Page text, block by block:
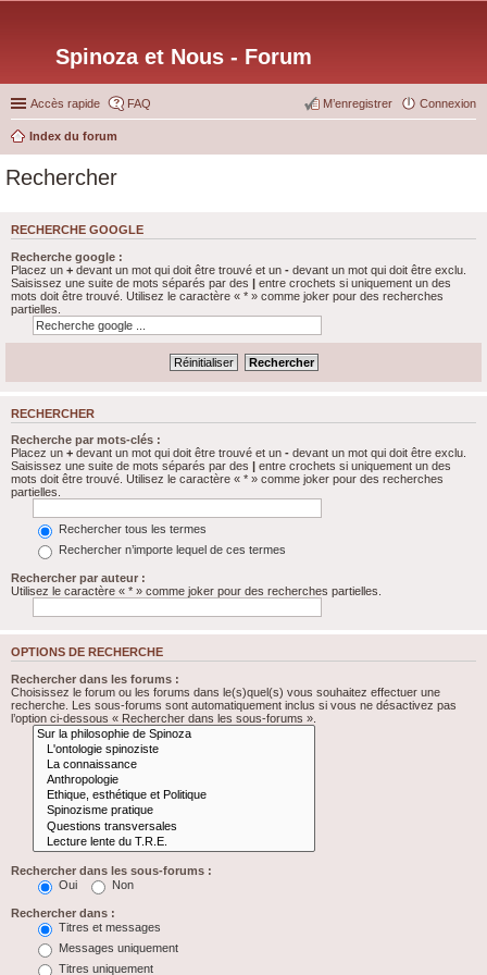
Spinoza et Nous - Forum
Accès rapide FAQ Connexion
M’enregistrer
Index du forum
Rechercher
RECHERCHE GOOGLE
Recherche google :
Placez un + devant un mot qui doit être trouvé et un - devant un mot qui doit être exclu.
Saisissez une suite de mots séparés par des | entre crochets si uniquement un des
mots doit être trouvé. Utilisez le caractère « * » comme joker pour des recherches
partielles.
RECHERCHER
Recherche par mots-clés :
Placez un + devant un mot qui doit être trouvé et un - devant un mot qui doit être exclu.
Saisissez une suite de mots séparés par des | entre crochets si uniquement un des
mots doit être trouvé. Utilisez le caractère « * » comme joker pour des recherches
partielles.
Rechercher tous les termes
Rechercher n’importe lequel de ces termes
Rechercher par auteur :
Utilisez le caractère « * » comme joker pour des recherches partielles.
OPTIONS DE RECHERCHE
Rechercher dans les forums :
Choisissez le forum ou les forums dans le(s)quel(s) vous souhaitez effectuer une
recherche. Les sous-forums sont automatiquement inclus si vous ne désactivez pas
l’option ci-dessous « Rechercher dans les sous-forums ».
Rechercher dans les sous-forums :
Oui
Non
Rechercher dans :
Titres et messages
Messages uniquement
Titres uniquement